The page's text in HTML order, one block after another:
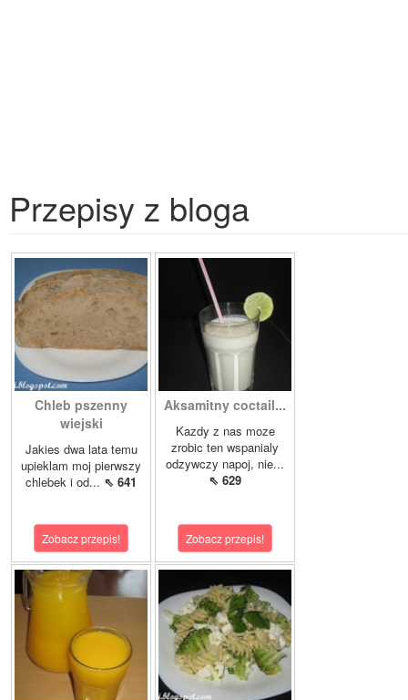
Przepisy z bloga
Chleb pszenny
wiejski
Jakies dwa lata temu
upieklam moj pierwszy
chlebek i od... ⇖ 641
Zobacz przepis!
Aksamitny coctail...
Kazdy z nas moze
zrobic ten wspanialy
odzywczy napoj, nie...
⇖ 629
Zobacz przepis!